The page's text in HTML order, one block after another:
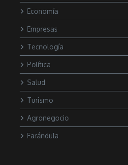
Economía
Empresas
Tecnología
Política
Salud
Turismo
Agronegocio
Farándula